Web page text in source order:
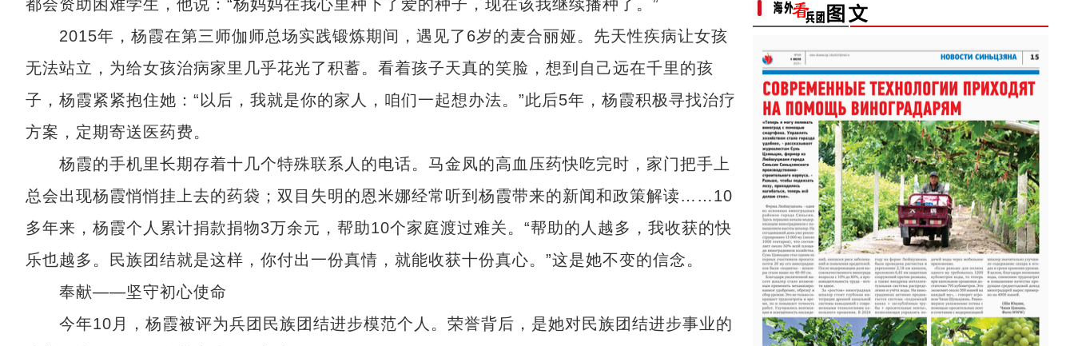
都会资助困难学生，他说：“杨妈妈在我心里种下了爱的种子，现在该我继续播种了。”
2015年，杨霞在第三师伽师总场实践锻炼期间，遇见了6岁的麦合丽娅。先天性疾病让女孩
无法站立，为给女孩治病家里几乎花光了积蓄。看着孩子天真的笑脸，想到自己远在千里的孩
子，杨霞紧紧抱住她：“以后，我就是你的家人，咱们一起想办法。”此后5年，杨霞积极寻找治疗
方案，定期寄送医药费。
杨霞的手机里长期存着十几个特殊联系人的电话。马金凤的高血压药快吃完时，家门把手上
总会出现杨霞悄悄挂上去的药袋；双目失明的恩米娜经常听到杨霞带来的新闻和政策解读……10
多年来，杨霞个人累计捐款捐物3万余元，帮助10个家庭渡过难关。“帮助的人越多，我收获的快
乐也越多。民族团结就是这样，你付出一份真情，就能收获十份真心。”这是她不变的信念。
奉献——坚守初心使命
今年10月，杨霞被评为兵团民族团结进步模范个人。荣誉背后，是她对民族团结进步事业的